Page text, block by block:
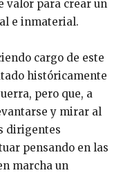
valor para crear un
e inmaterial.
cargo de este
históricamente
pero que, a
y mirar al
dirigentes
pensando en las
marcha un